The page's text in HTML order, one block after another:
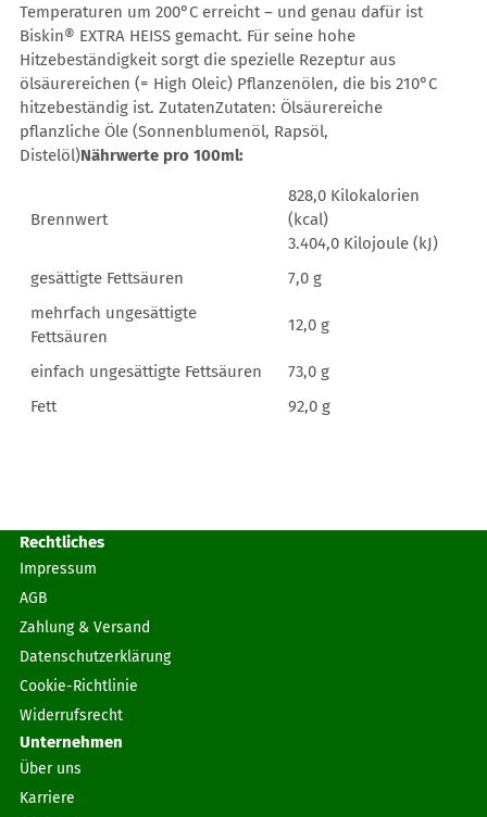
Temperaturen um 200°C erreicht – und genau dafür ist
Biskin® EXTRA HEISS gemacht. Für seine hohe
Hitzebeständigkeit sorgt die spezielle Rezeptur aus
ölsäurereichen (= High Oleic) Pflanzenölen, die bis 210°C
hitzebeständig ist. ZutatenZutaten: Ölsäurereiche
pflanzliche Öle (Sonnenblumenöl, Rapsöl,
Distelöl)Nährwerte pro 100ml:
Brennwert
828,0 Kilokalorien
(kcal)
3.404,0 Kilojoule (kJ)
gesättigte Fettsäuren
7,0 g
mehrfach ungesättigte
Fettsäuren
12,0 g
einfach ungesättigte Fettsäuren
73,0 g
Fett
92,0 g
Rechtliches
Impressum
AGB
Zahlung & Versand
Datenschutzerklärung
Cookie-Richtlinie
Widerrufsrecht
Unternehmen
Über uns
Karriere